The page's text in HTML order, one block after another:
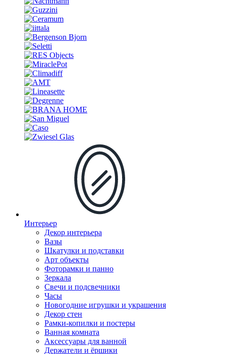
Интерьер
Декор интерьера
Вазы
Шкатулки и подставки
Арт объекты
Фоторамки и панно
Зеркала
Свечи и подсвечники
Часы
Новогодние игрушки и украшения
Декор стен
Рамки-копилки и постеры
Ванная комната
Аксессуары для ванной
Держатели и ёршики